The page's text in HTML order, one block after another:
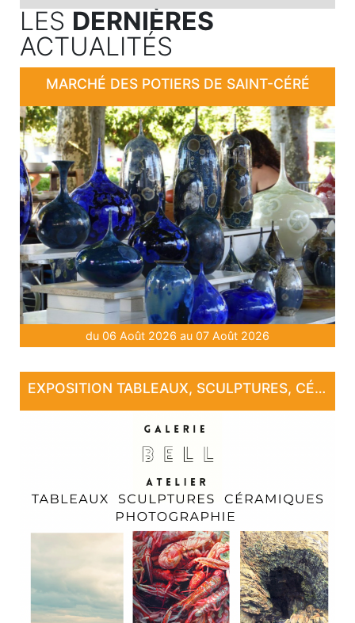
LES DERNIÈRES
ACTUALITÉS
MARCHÉ DES POTIERS DE SAINT-CÉRÉ
du 06 Août 2026 au 07 Août 2026
EXPOSITION TABLEAUX, SCULPTURES, CÉRAMIQUE, PHOTOGRAPHIE